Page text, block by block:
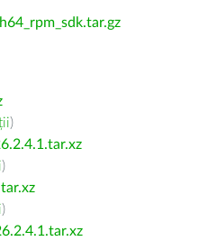
)
)
)